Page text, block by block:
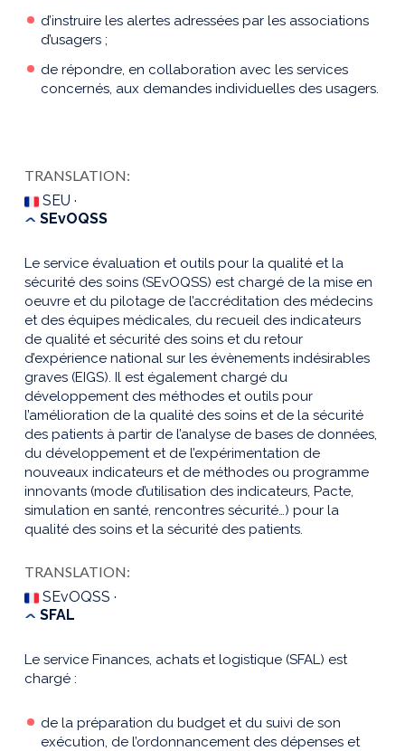
d’instruire les alertes adressées par les associations
d’usagers ;
de répondre, en collaboration avec les services
concernés, aux demandes individuelles des usagers.
TRANSLATION:
SEU ·
SEvOQSS
Le service évaluation et outils pour la qualité et la
sécurité des soins (SEvOQSS) est chargé de la mise en
oeuvre et du pilotage de l’accréditation des médecins
et des équipes médicales, du recueil des indicateurs
de qualité et sécurité des soins et du retour
d’expérience national sur les évènements indésirables
graves (EIGS). Il est également chargé du
développement des méthodes et outils pour
l’amélioration de la qualité des soins et de la sécurité
des patients à partir de l’analyse de bases de données,
du développement et de l’expérimentation de
nouveaux indicateurs et de méthodes ou programme
innovants (mode d’utilisation des indicateurs, Pacte,
simulation en santé, rencontres sécurité…) pour la
qualité des soins et la sécurité des patients.
TRANSLATION:
SEvOQSS ·
SFAL
Le service Finances, achats et logistique (SFAL) est
chargé :
de la préparation du budget et du suivi de son
exécution, de l’ordonnancement des dépenses et